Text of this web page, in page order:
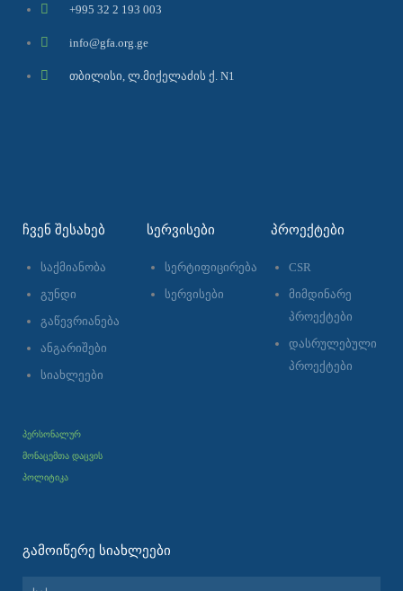
+995 32 2 193 003
info@gfa.org.ge
თბილისი, ლ.მიქელაძის ქ. N1
ᲩᲕᲔᲜ ᲨᲔᲡᲐᲮᲔᲑ
საქმიანობა
გუნდი
გაწევრიანება
ანგარიშები
სიახლეები
პერსონალურ
მონაცემთა დაცვის
პოლიტიკა
ᲡᲔᲠᲕᲘᲡᲔᲑᲘ
სერტიფიცირება
სერვისები
ᲞᲠᲝᲔᲥᲢᲔᲑᲘ
CSR
მიმდინარე
პროექტები
დასრულებული
პროექტები
ᲒᲐᲛᲝᲘᲬᲔᲠᲔ ᲡᲘᲐᲮᲚᲔᲔᲑᲘ
სახელი